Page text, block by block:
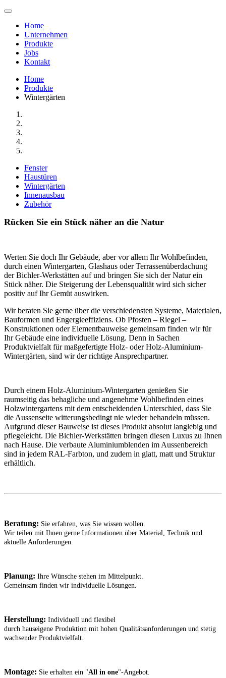
Home
Unternehmen
Produkte
Jobs
Kontakt
Home
Produkte
Wintergärten
Fenster
Haustüren
Wintergärten
Innenausbau
Zubehör
Rücken Sie ein Stück näher an die Natur
Werten Sie doch Ihr Gebäude, aber vor allem Ihr Wohlbefinden,
durch einen Wintergarten, Glashaus oder Terrassenüberdachung
der Bichler-Werkstätten auf und bringen Sie sich der Natur ein
Stück näher. Die Steigerung der Lebensqualität wird sich sicher
positiv auf Ihr Gemüt auswirken.
Wir beraten Sie gerne über die verschiedensten Systeme, Materialen,
Bauformen und Engergieeffiziens. Ob Pfosten – Riegel –
Konstruktionen oder Elementbauweise gemeinsam finden wir für
Ihr Gebäude eine individuelle Lösung. Denn in Sachen
Produktvielfalt für maßgefertigte Holz- oder Holz-Aluminium-
Wintergärten, sind wir der richtige Ansprechpartner.
Durch einem Holz-Aluminium-Wintergarten genießen Sie
raumseitig das behagliche und angenehme Wohlbefinden eines
Holzwintergartens mit dem entscheidenden Unterschied, dass Sie
die Aussenseite witterungsbedingt nie wieder behandeln müssen.
Aufgrund dieser Bauweise ist dieses Produkt absolut langlebig und
pflegeleicht. Die Bichler-Werkstätten bringen diesen Luxus zu Ihnen
nach Hause. Die verbaute Aluminiumblenden im Aussenbereich
sind in jedem RAL-Farbton, und zudem in glatt, matt und Struktur
erhältlich.
Beratung: Sie erfahren, was Sie wissen wollen.
Wir teilen mit Ihnen gerne Informationen über Material, Technik und
aktuelle Anforderungen.
Planung: Ihre Wünsche stehen im Mittelpunkt.
Gemeinsam finden wir individuelle Lösungen.
Herstellung: Individuell und flexibel
durch hauseigene Produktion mit hohen Qualitätsanforderungen und stetig
wachsender Produktvielfalt.
Montage: Sie erhalten ein "All in one"-Angebot.